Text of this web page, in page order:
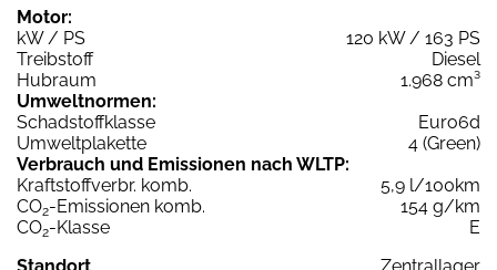
Motor:
kW / PS
120 kW / 163 PS
Treibstoff
Diesel
Hubraum
1.968 cm³
Umweltnormen:
Schadstoffklasse
Euro6d
Umweltplakette
4 (Green)
Verbrauch und Emissionen nach WLTP:
Kraftstoffverbr. komb.
5,9 l/100km
CO2-Emissionen komb.
154 g/km
CO2-Klasse
E